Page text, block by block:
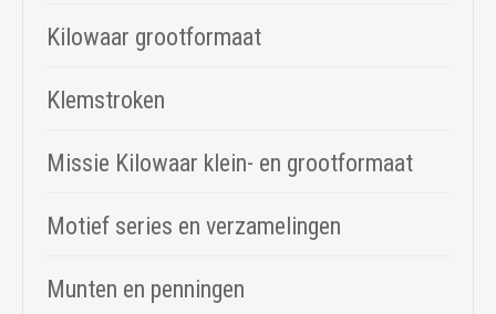
Kilowaar grootformaat
Klemstroken
Missie Kilowaar klein- en grootformaat
Motief series en verzamelingen
Munten en penningen